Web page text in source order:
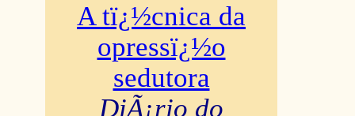
A tï¿½cnica da
opressï¿½o
sedutora
DiÃ¡rio do